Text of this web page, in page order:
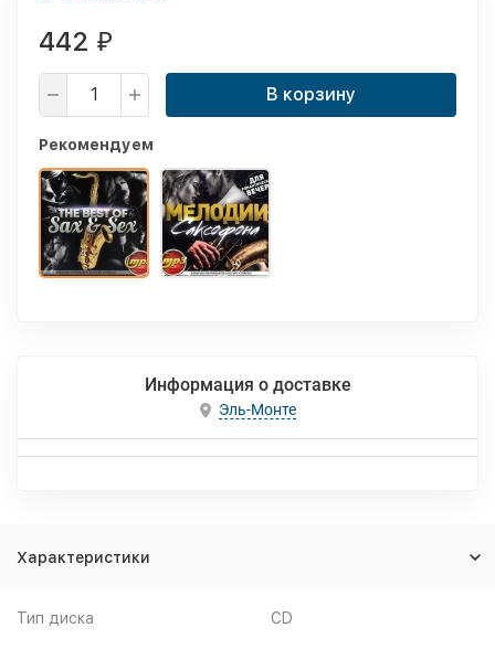
442 ₽
В корзину
Рекомендуем
Информация о доставке
Эль-Монте
Характеристики
Тип диска CD